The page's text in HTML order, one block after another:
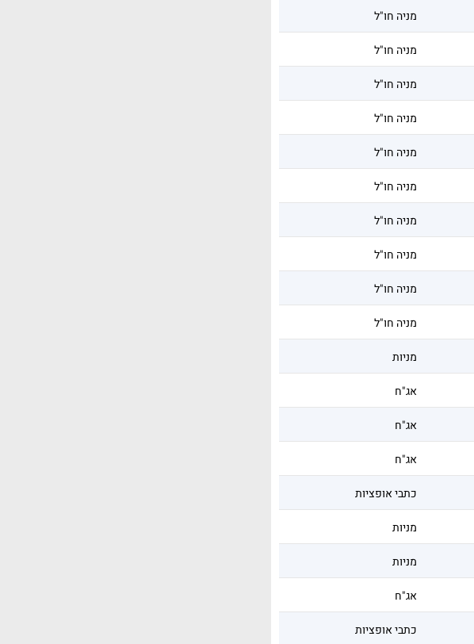
מניה חו"ל
מניה חו"ל
מניה חו"ל
מניה חו"ל
מניה חו"ל
מניה חו"ל
מניה חו"ל
מניה חו"ל
מניה חו"ל
מניה חו"ל
מניות
אג"ח
אג"ח
אג"ח
כתבי אופציות
מניות
מניות
אג"ח
כתבי אופציות